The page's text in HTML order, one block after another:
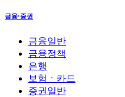
금융·증권
금융일반
금융정책
은행
보험ㆍ카드
증권일반